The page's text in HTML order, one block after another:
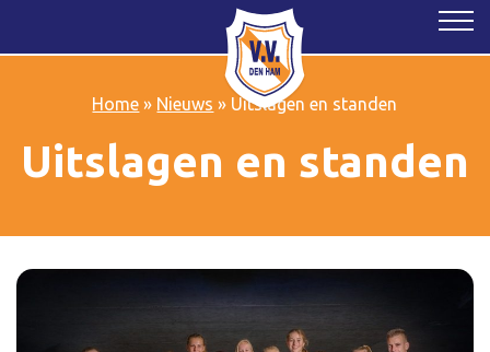
Home » Nieuws » Uitslagen en standen
Uitslagen en standen